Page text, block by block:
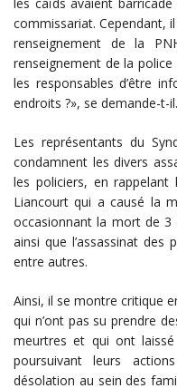
commissariat. Cependant,
renseignement de la
renseignement de la police
les responsables d’être
endroits ?», se demande-t-il.
Les représentants du
condamnent les divers
les policiers, en rappelant
Liancourt qui a causé la
occasionnant la mort de 3
ainsi que l’assassinat des
entre autres.
Ainsi, il se montre critique
qui n’ont pas su prendre
meurtres et qui ont
poursuivant leurs
désolation au sein des